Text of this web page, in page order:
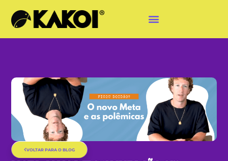
VOLTAR PARA O BLOG